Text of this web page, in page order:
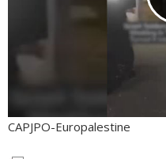
CAPJPO-Europalestine